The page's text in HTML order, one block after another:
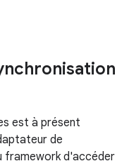
est à présent
de
framework d'accéder